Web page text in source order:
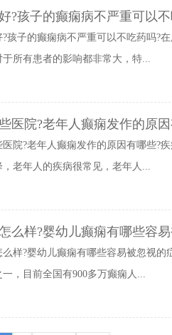
?孩子的癫痫病不严重可以
孩子的癫痫病不严重可以不吃药吗?
所有患者的影响都非常大，特...
医院?老年人癫痫发作的原
院?老年人癫痫发作的原因有哪些?
老年人的疾病很常见，老年人...
么样?婴幼儿癫痫有哪些容
样?婴幼儿癫痫有哪些容易被忽视的
，目前全国有900多万癫痫人...